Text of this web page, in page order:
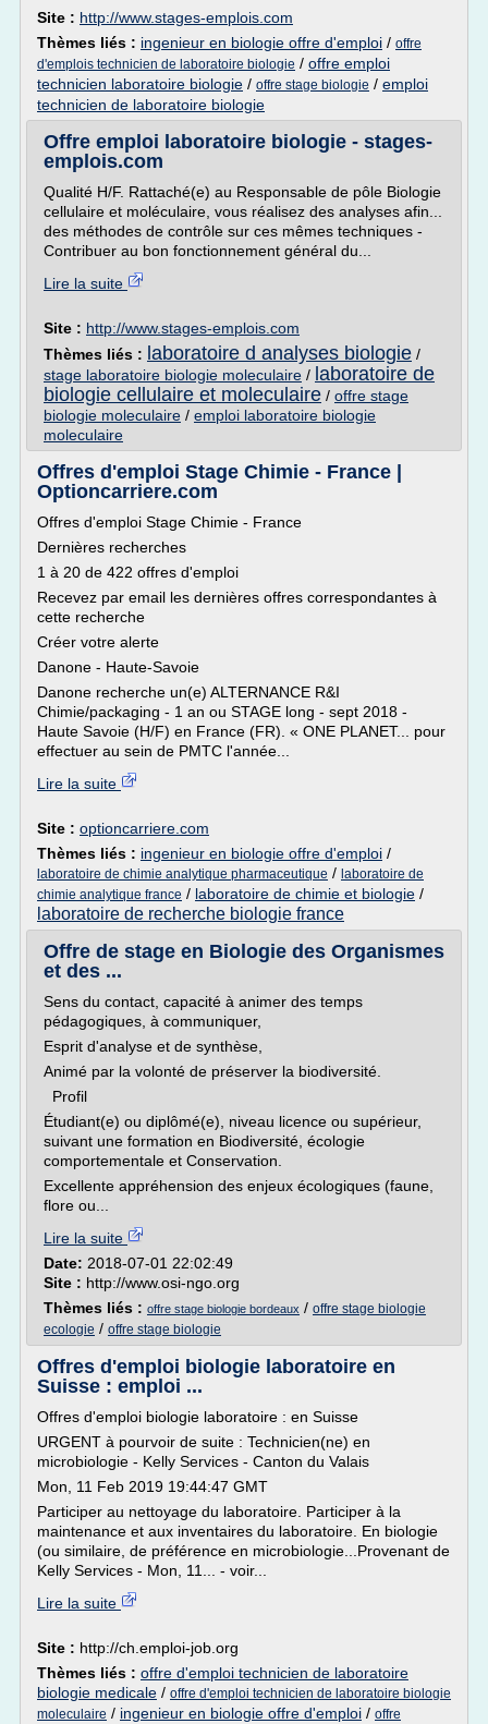
Site : http://www.stages-emplois.com
Thèmes liés : ingenieur en biologie offre d'emploi / offre
d'emplois technicien de laboratoire biologie / offre emploi
technicien laboratoire biologie / offre stage biologie / emploi
technicien de laboratoire biologie
Offre emploi laboratoire biologie - stages-
emplois.com
Qualité H/F. Rattaché(e) au Responsable de pôle Biologie
cellulaire et moléculaire, vous réalisez des analyses afin...
des méthodes de contrôle sur ces mêmes techniques -
Contribuer au bon fonctionnement général du...
Lire la suite
Site : http://www.stages-emplois.com
Thèmes liés : laboratoire d analyses biologie /
stage laboratoire biologie moleculaire / laboratoire de
biologie cellulaire et moleculaire / offre stage
biologie moleculaire / emploi laboratoire biologie
moleculaire
Offres d'emploi Stage Chimie - France |
Optioncarriere.com
Offres d'emploi Stage Chimie - France
Dernières recherches
1 à 20 de 422 offres d'emploi
Recevez par email les dernières offres correspondantes à
cette recherche
Créer votre alerte
Danone - Haute-Savoie
Danone recherche un(e) ALTERNANCE R&I
Chimie/packaging - 1 an ou STAGE long - sept 2018 -
Haute Savoie (H/F) en France (FR). « ONE PLANET... pour
effectuer au sein de PMTC l'année...
Lire la suite
Site : optioncarriere.com
Thèmes liés : ingenieur en biologie offre d'emploi /
laboratoire de chimie analytique pharmaceutique / laboratoire de
chimie analytique france / laboratoire de chimie et biologie /
laboratoire de recherche biologie france
Offre de stage en Biologie des Organismes
et des ...
Sens du contact, capacité à animer des temps
pédagogiques, à communiquer,
Esprit d'analyse et de synthèse,
Animé par la volonté de préserver la biodiversité.
Profil
Étudiant(e) ou diplômé(e), niveau licence ou supérieur,
suivant une formation en Biodiversité, écologie
comportementale et Conservation.
Excellente appréhension des enjeux écologiques (faune,
flore ou...
Lire la suite
Date: 2018-07-01 22:02:49
Site : http://www.osi-ngo.org
Thèmes liés : offre stage biologie bordeaux / offre stage biologie
ecologie / offre stage biologie
Offres d'emploi biologie laboratoire en
Suisse : emploi ...
Offres d'emploi biologie laboratoire : en Suisse
URGENT à pourvoir de suite : Technicien(ne) en
microbiologie - Kelly Services - Canton du Valais
Mon, 11 Feb 2019 19:44:47 GMT
Participer au nettoyage du laboratoire. Participer à la
maintenance et aux inventaires du laboratoire. En biologie
(ou similaire, de préférence en microbiologie...Provenant de
Kelly Services - Mon, 11... - voir...
Lire la suite
Site : http://ch.emploi-job.org
Thèmes liés : offre d'emploi technicien de laboratoire
biologie medicale / offre d'emploi technicien de laboratoire biologie
moleculaire / ingenieur en biologie offre d'emploi / offre